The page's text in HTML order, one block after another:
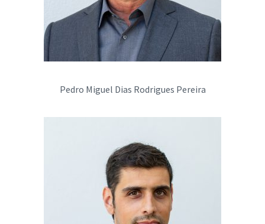
Pedro Miguel Dias Rodrigues Pereira